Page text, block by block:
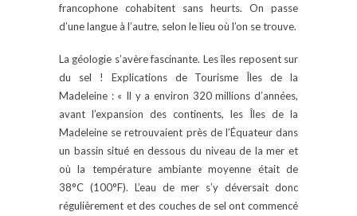
francophone cohabitent sans heurts. On passe
d’une langue à l’autre, selon le lieu où l’on se trouve.
La géologie s’avère fascinante. Les îles reposent sur
du sel ! Explications de Tourisme Îles de la
Madeleine : « Il y a environ 320 millions d’années,
avant l’expansion des continents, les Îles de la
Madeleine se retrouvaient près de l’Équateur dans
un bassin situé en dessous du niveau de la mer et
où la température ambiante moyenne était de
38°C (100°F). L’eau de mer s’y déversait donc
régulièrement et des couches de sel ont commencé